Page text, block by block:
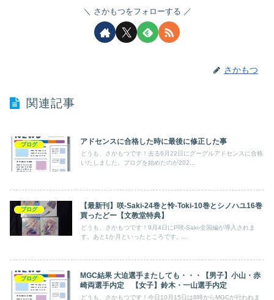
さかもつをフォローする
さかもつ
関連記事
ブログ アドセンスに合格した時に最後に修正した事
どうも、さかもつです！去る6月22日にグーグルアドセンスに合格
いたしました。ブログを始めたのが202...
ブログ
【最新刊】咲-Saki-24巻と怜-Toki-10巻とシノハユ16巻
買ったどー【文教堂特典】
どうも、さかもつです！9月4日にP咲-Saki-全国編が導入されま
す。あと1か月といったところです。...
ブログ
MGC結果 大迫選手またしても・・・【男子】小山・赤
崎両選手内定 【女子】鈴木・一山選手内定
どうも、さかもつです！今日10月15日は8時からMGCが行われま